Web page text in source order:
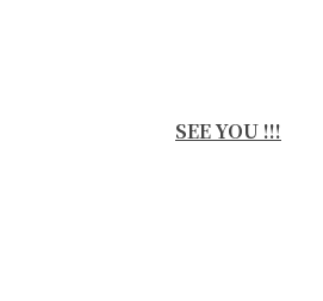
SEE YOU !!!